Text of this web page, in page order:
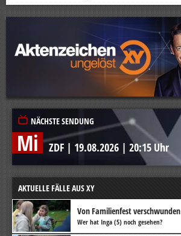
NÄCHSTE SENDUNG
Mi ZDF | 19.08.2026 | 20:15 Uhr
AKTUELLE FÄLLE AUS XY
Von Familienfest verschwunden
Wer hat Inga (5) noch gesehen?